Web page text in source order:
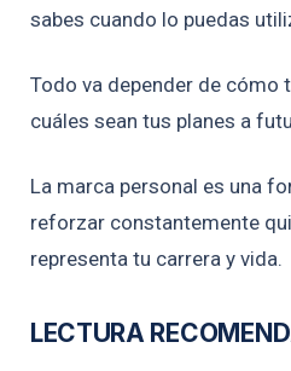
sabes cuando lo puedas
Todo va depender de
cuáles sean tus planes a
La marca personal es una
reforzar constantemente
representa tu carrera y vida.
LECTURA